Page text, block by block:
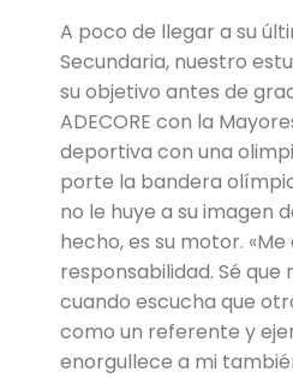
A poco de llegar a su
Secundaria, nuestro
su objetivo antes de
ADECORE con la
deportiva con una
porte la bandera
no le huye a su imagen
hecho, es su motor.
responsabilidad. Sé
cuando escucha que
como un referente y
enorgullece a mi